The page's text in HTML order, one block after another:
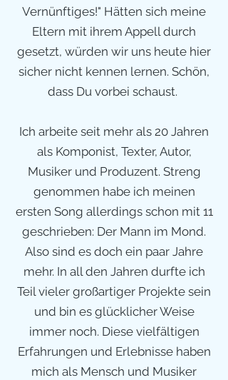
Vernünftiges!" Hätten sich meine
Eltern mit ihrem Appell durch
gesetzt, würden wir uns heute hier
sicher nicht kennen lernen. Schön,
dass Du vorbei schaust.
Ich arbeite seit mehr als 20 Jahren
als Komponist, Texter, Autor,
Musiker und Produzent. Streng
genommen habe ich meinen
ersten Song allerdings schon mit 11
geschrieben: Der Mann im Mond.
Also sind es doch ein paar Jahre
mehr. In all den Jahren durfte ich
Teil vieler großartiger Projekte sein
und bin es glücklicher Weise
immer noch. Diese vielfältigen
Erfahrungen und Erlebnisse haben
mich als Mensch und Musiker